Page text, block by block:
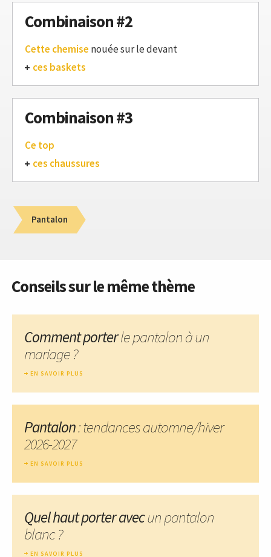
Combinaison #2
Cette chemise nouée sur le devant
ces baskets
Combinaison #3
Ce top
ces chaussures
Pantalon
Conseils sur le même thème
Comment porterle pantalon à un
mariage ?
EN SAVOIR PLUS
Pantalon: tendances automne/hiver
2026-2027
EN SAVOIR PLUS
Quel haut porter avecun pantalon
blanc ?
EN SAVOIR PLUS